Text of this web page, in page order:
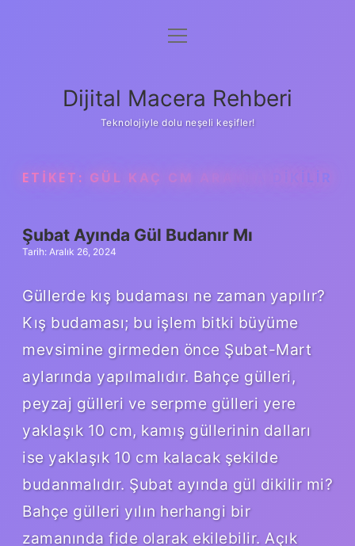
Anasayfa
Yasal Uyarı
menüyü
Dijital Macera Rehberi
Teknolojiyle dolu neşeli keşifler!
ETIKET: GÜL KAÇ CM ARAYLA DIKILIR
Şubat Ayında Gül Budanır Mı
Tarih: Aralık 26, 2024
Güllerde kış budaması ne zaman yapılır?
Kış budaması; bu işlem bitki büyüme
mevsimine girmeden önce Şubat-Mart
aylarında yapılmalıdır. Bahçe gülleri,
peyzaj gülleri ve serpme gülleri yere
yaklaşık 10 cm, kamış güllerinin dalları
ise yaklaşık 10 cm kalacak şekilde
budanmalıdır. Şubat ayında gül dikilir mi?
Bahçe gülleri yılın herhangi bir
zamanında fide olarak ekilebilir. Açık